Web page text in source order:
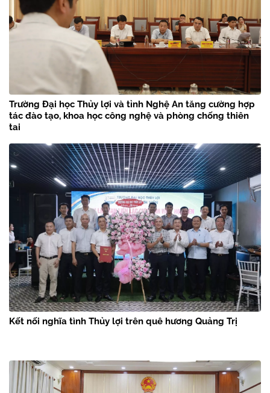
Trường Đại học Thủy lợi và tỉnh Nghệ An tăng cường hợp
tác đào tạo, khoa học công nghệ và phòng chống thiên
tai
Kết nối nghĩa tình Thủy lợi trên quê hương Quảng Trị